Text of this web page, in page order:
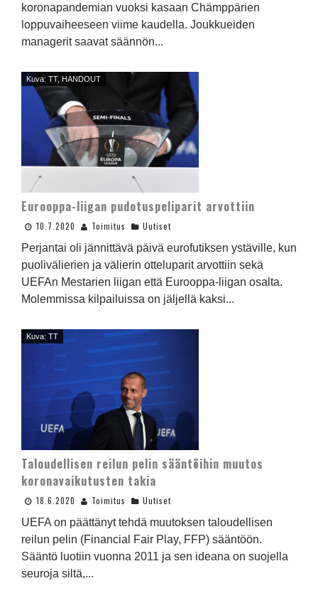
koronapandemian vuoksi kasaan Chämppärien
loppuvaiheeseen viime kaudella. Joukkueiden
managerit saavat säännön...
Kuva: TT, HANDOUT
Eurooppa-liigan pudotuspeliparit arvottiin
10.7.2020 Toimitus Uutiset
Perjantai oli jännittävä päivä eurofutiksen ystäville, kun
puolivälierien ja välierin otteluparit arvottiin sekä
UEFAn Mestarien liigan että Eurooppa-liigan osalta.
Molemmissa kilpailuissa on jäljellä kaksi...
Kuva: TT
Taloudellisen reilun pelin sääntöihin muutos
koronavaikutusten takia
18.6.2020 Toimitus Uutiset
UEFA on päättänyt tehdä muutoksen taloudellisen
reilun pelin (Financial Fair Play, FFP) sääntöön.
Sääntö luotiin vuonna 2011 ja sen ideana on suojella
seuroja siltä,...